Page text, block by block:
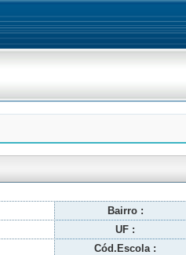
Bairro :
UF :
Cód.Escola :